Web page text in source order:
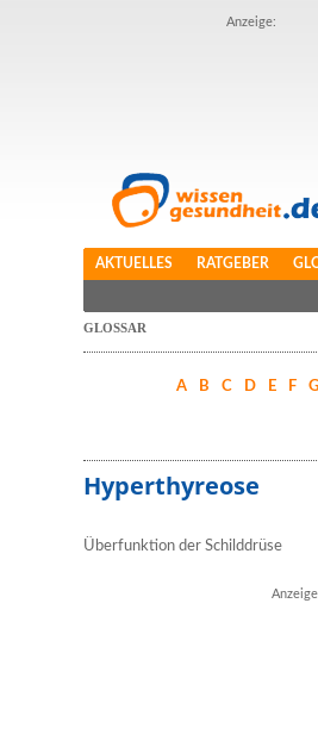
Anzeige:
AKTUELLES RATGEBER
GLOSSAR
A B C D E F G
Hyperthyreose
Überfunktion der Schilddrüse